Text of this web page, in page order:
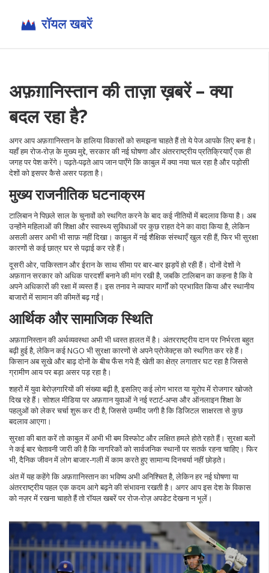
अफ़ग़ानिस्तान की ताज़ा ख़बरें – क्या
बदल रहा है?
अगर आप अफ़ग़ानिस्तान के हालिया विकासों को समझना चाहते हैं तो ये पेज आपके लिए बना है।
यहाँ हम रोज‑रोज़ के मुख्य मुद्दे, सरकार की नई घोषणा और अंतरराष्ट्रीय प्रतिक्रियाएँ एक ही
जगह पर पेश करेंगे। पढ़ते‑पढ़ते आप जान पाएँगे कि काबुल में क्या नया चल रहा है और पड़ोसी
देशों को इसपर कैसे असर पड़ता है।
मुख्य राजनीतिक घटनाक्रम
टालिबान ने पिछले साल के चुनावों को स्थगित करने के बाद कई नीतियों में बदलाव किया है। अब
उन्होंने महिलाओं की शिक्षा और स्वास्थ्य सुविधाओं पर कुछ राहत देने का वादा किया है, लेकिन
असली असर अभी भी साफ़ नहीं दिखा। काबुल में नई शैक्षिक संस्थाएँ खुल रही हैं, फिर भी सुरक्षा
कारणों से कई छात्र घर से पढ़ाई कर रहे हैं।
दूसरी ओर, पाकिस्तान और ईरान के साथ सीमा पर बार‑बार झड़पें हो रही हैं। दोनों देशों ने
अफ़ग़ान सरकार को अधिक पारदर्शी बनाने की मांग रखी है, जबकि टालिबान का कहना है कि वे
अपने अधिकारों की रक्षा में व्यस्त हैं। इस तनाव ने व्यापार मार्गों को प्रभावित किया और स्थानीय
बाजारों में सामान की कीमतें बढ़ गईं।
आर्थिक और सामाजिक स्थिति
अफ़ग़ानिस्तान की अर्थव्यवस्था अभी भी ध्वस्त हालत में है। अंतरराष्ट्रीय दान पर निर्भरता बहुत
बढ़ी हुई है, लेकिन कई NGO भी सुरक्षा कारणों से अपने प्रोजेक्ट्स को स्थगित कर रहे हैं।
किसान अब सूखे और बाढ़ दोनों के बीच फँस गये हैं; खेती का क्षेत्र लगातार घट रहा है जिससे
ग्रामीण आय पर बड़ा असर पड़ रहा है।
शहरों में युवा बेरोज़गारियों की संख्या बढ़ी है, इसलिए कई लोग भारत या यूरोप में रोजगार खोजते
दिख रहे हैं। सोशल मीडिया पर अफ़ग़ान युवाओं ने नई स्टार्ट‑अप्स और ऑनलाइन शिक्षा के
पहलुओं को लेकर चर्चा शुरू कर दी है, जिससे उम्मीद जगी है कि डिजिटल साक्षरता से कुछ
बदलाव आएगा।
सुरक्षा की बात करें तो काबुल में अभी भी बम विस्फोट और लक्षित हमले होते रहते हैं। सुरक्षा बलों
ने कई बार चेतावनी जारी की है कि नागरिकों को सार्वजनिक स्थानों पर सतर्क रहना चाहिए। फिर
भी, दैनिक जीवन में लोग बाजार‑गली में काम करते हुए सामान्य दिनचर्या नहीं छोड़ते।
अंत में यह कहेंगे कि अफ़ग़ानिस्तान का भविष्य अभी अनिश्चित है, लेकिन हर नई घोषणा या
अंतरराष्ट्रीय पहल एक कदम आगे बढ़ने की संभावना रखती है। अगर आप इस देश के विकास
को नज़र में रखना चाहते हैं तो रॉयल खबरें पर रोज‑रोज़ अपडेट देखना न भूलें।